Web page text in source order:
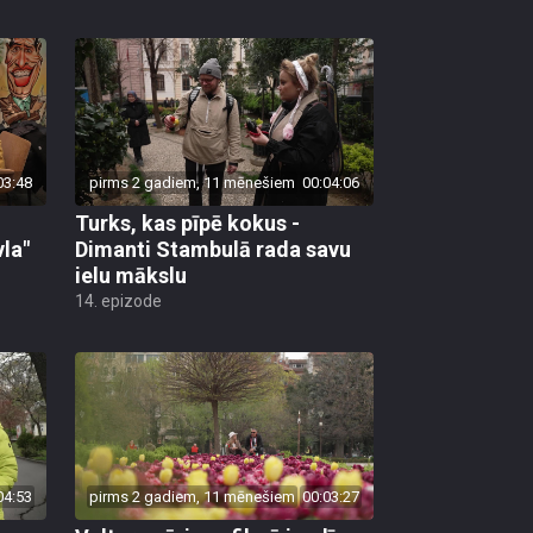
pirms 2 gadiem, 11 mēnešiem 00:04:06
Turks, kas pīpē kokus -
Dimanti Stambulā rada savu
ielu mākslu
14. epizode
pirms 2 gadiem, 11 mēnešiem 00:03:27